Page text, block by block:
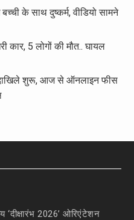
के साथ दुष्कर्म, वीडियो सामने
कार, 5 लोगों की मौत.. घायल
दाखिले शुरू, आज से ऑनलाइन फीस
‘दीक्षारंभ 2026’ ओरिएंटेशन